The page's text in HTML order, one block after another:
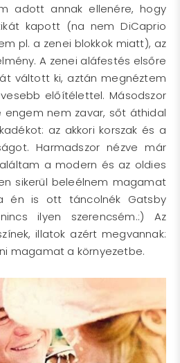
adott annak ellenére, hogy
kapott (na nem DiCaprio
pl. a zenei blokkok miatt), az
A zenei aláfestés elsőre
váltott ki, aztán megnéztem
előítélettel. Másodszor
nem zavar, sőt áthidal
az akkori korszak és a
Harmadszor nézve már
a modern és az oldies
sikerül beleélnem magamat
én is ott táncolnék Gatsby
ilyen szerencsém.:) Az
illatok azért megvannak:
magamat a környezetbe.